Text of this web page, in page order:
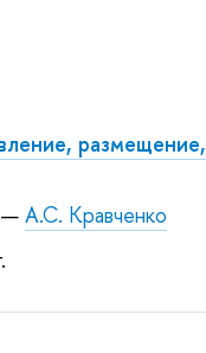
размещение,
— А.С. Кравченко